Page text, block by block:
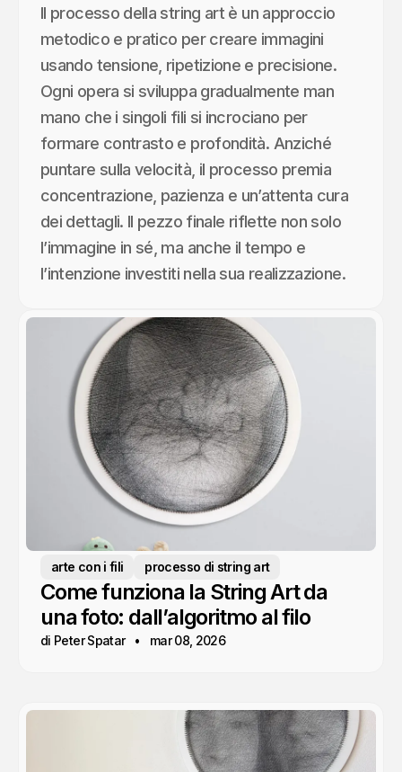
Il processo della string art è un approccio
metodico e pratico per creare immagini
usando tensione, ripetizione e precisione.
Ogni opera si sviluppa gradualmente man
mano che i singoli fili si incrociano per
formare contrasto e profondità. Anziché
puntare sulla velocità, il processo premia
concentrazione, pazienza e un’attenta cura
dei dettagli. Il pezzo finale riflette non solo
l’immagine in sé, ma anche il tempo e
l’intenzione investiti nella sua realizzazione.
arte con i fili processo di string art
Come funziona la String Art da
una foto: dall’algoritmo al filo
di Peter Spatar mar 08, 2026